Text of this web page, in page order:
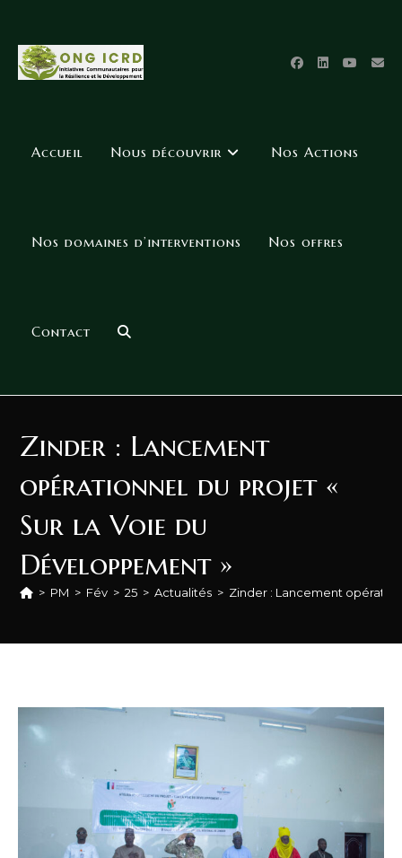
Accueil Nous découvrir Nos Actions
Nos domaines d’interventions Nos offres
Contact
Zinder : Lancement
opérationnel du projet «
Sur la Voie du
Développement »
> PM > Fév > 25 > Actualités > Zinder : Lancement